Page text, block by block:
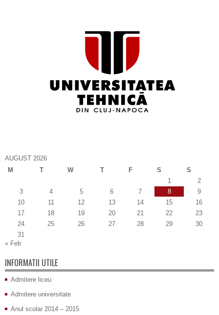
AUGUST 2026
M
T W T F S
S
1
2
3
4 5 6 7 8
9
10
11 12 13 14 15
16
17
18 19 20 21 22
23
24
25 26 27 28 29
30
31
« Feb
INFORMATII UTILE
Admitere liceu
Admitere universitate
Anul scolar 2014 – 2015